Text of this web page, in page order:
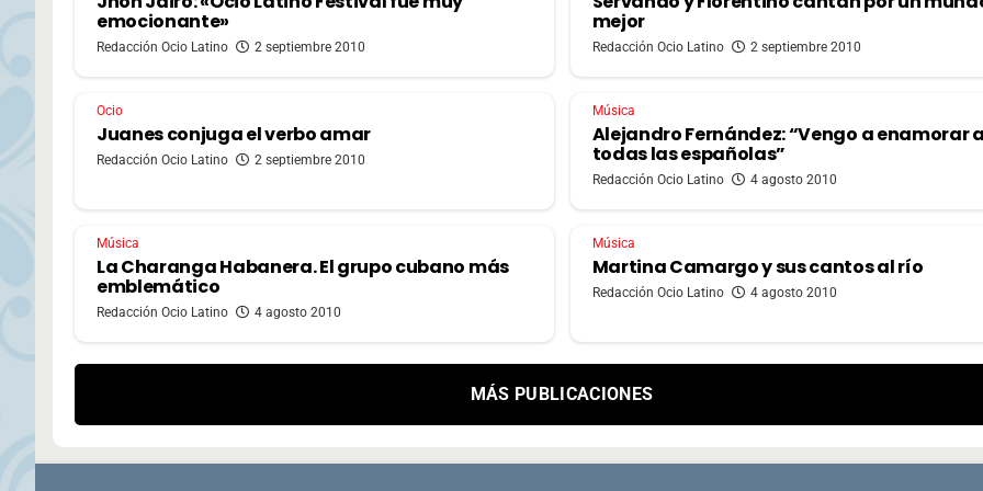
emocionante»
Redacción Ocio Latino 2 septiembre 2010
mejor
Redacción Ocio Latino 2 septiembre 2010
Ocio
Juanes conjuga el verbo amar
Redacción Ocio Latino 2 septiembre 2010
Música
Alejandro Fernández: “Vengo a enamorar
todas las españolas”
Redacción Ocio Latino 4 agosto 2010
Música
La Charanga Habanera. El grupo cubano más
emblemático
Redacción Ocio Latino 4 agosto 2010
Música
Martina Camargo y sus cantos al río
Redacción Ocio Latino 4 agosto 2010
MÁS PUBLICACIONES